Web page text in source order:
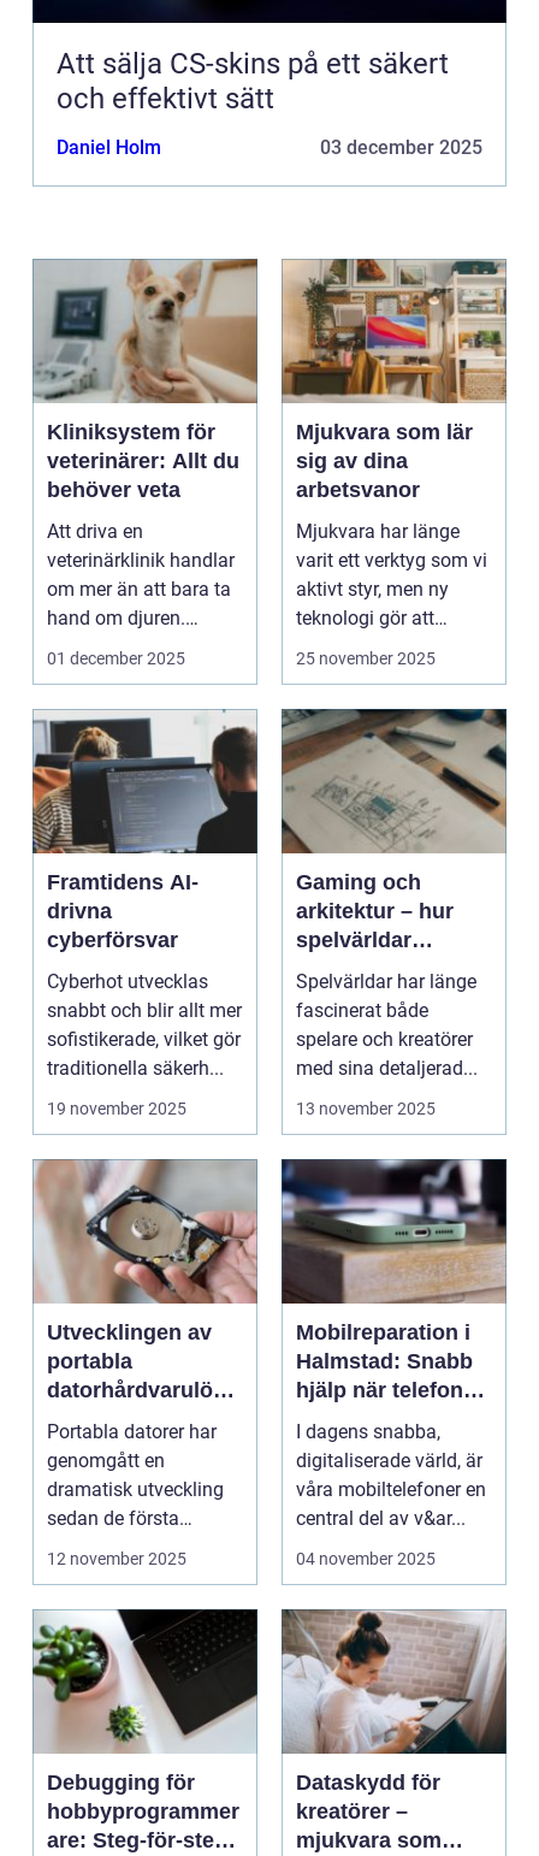
Att sälja CS-skins på ett säkert
och effektivt sätt
Daniel Holm 03 december 2025
Kliniksystem för
veterinärer: Allt du
behöver veta
Att driva en
veterinärklinik handlar
om mer än att bara ta
hand om djuren.
Administrativa ...
01 december 2025
Mjukvara som lär
sig av dina
arbetsvanor
Mjukvara har länge
varit ett verktyg som vi
aktivt styr, men ny
teknologi gör att
program ...
25 november 2025
Framtidens AI-
drivna
cyberförsvar
Cyberhot utvecklas
snabbt och blir allt mer
sofistikerade, vilket gör
traditionella säkerh...
19 november 2025
Gaming och
arkitektur – hur
spelvärldar
inspirerar verklig
stadsplanering
Spelvärldar har länge
fascinerat både
spelare och kreatörer
med sina detaljerad...
13 november 2025
Utvecklingen av
portabla
datorhårdvarulösn
ingar
Portabla datorer har
genomgått en
dramatisk utveckling
sedan de första
bärbara model...
12 november 2025
Mobilreparation i
Halmstad: Snabb
hjälp när telefonen
gått sönder
I dagens snabba,
digitaliserade värld, är
våra mobiltelefoner en
central del av v&ar...
04 november 2025
Debugging för
hobbyprogrammer
are: Steg-för-steg-
Dataskydd för
kreatörer –
mjukvara som